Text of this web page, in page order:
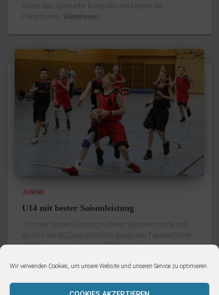
Wir verwenden Cookies, um unsere Website und unseren Service zu optimieren.
Gäste das Spiel unter Kontrolle und setzten die
Paderborner Weiterlesen
JUGEND
U14 mit bester Saisonleistung
Trotz der besten Leistung in dieser Saison musste sich
die U14 des BC Leopoldshöhe gegen den Tabellenführer
UBC Münster am Ende mit 87:95 geschlagen geben. Im
Weiterlesen